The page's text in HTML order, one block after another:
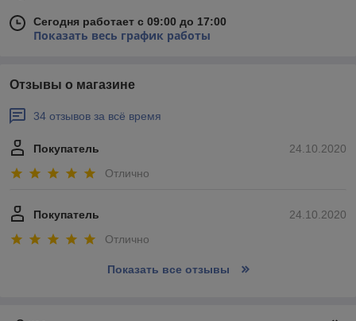
Сегодня работает с 09:00 до 17:00
Показать весь график работы
Отзывы о магазине
34 отзывов за всё время
24.10.2020
Покупатель
Отлично
24.10.2020
Покупатель
Отлично
Показать все отзывы